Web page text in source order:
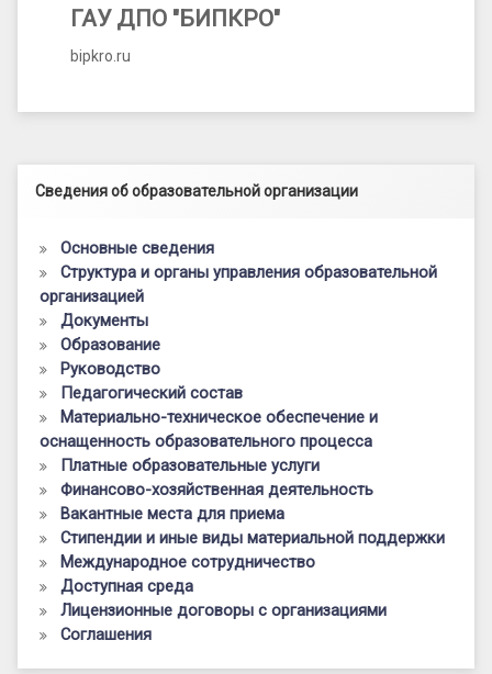
ГАУ ДПО "БИПКРО"
bipkro.ru
Левый сайдбар
Сведения об образовательной организации
Основные сведения
Структура и органы управления образовательной
организацией
Документы
Образование
Руководство
Педагогический состав
Материально-техническое обеспечение и
оснащенность образовательного процесса
Платные образовательные услуги
Финансово-хозяйственная деятельность
Вакантные места для приема
Стипендии и иные виды материальной поддержки
Международное сотрудничество
Доступная среда
Лицензионные договоры с организациями
Соглашения